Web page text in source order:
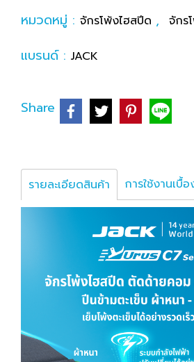
หมวดหมู่ : จักรโพ้งไฮสปีด , จักร
แบรนด์ : JACK
Share
รายละเอียดสินค้า การใช้งานเบื้